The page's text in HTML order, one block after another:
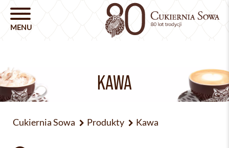
KAWA
Cukiernia Sowa Produkty Kawa